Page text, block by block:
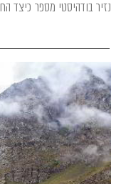
נזיר בודהיסטי מספר כיצד